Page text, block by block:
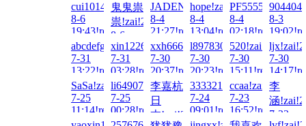
cui1014378065!zai!2026-
8-6
19:43!read!
鬼鬼祟
祟!zai!2026-
8-6
17:16!read!
JADENG22222!zai!2026-
8-4
21:27!read!
hope!zai!2026-
8-4
13:04!read!
8-4
02:18!read!
8-3
abcdefghijklmn!zai!2026-
7-31
13:22!read!
xin122698!zai!2026-
7-31
03:28!read!
xxh666!zai!2026-
7-30
20:37!read!
l897830689!zai!2026-
7-30
20:23!read!
520!zai!2026-
7-30
15:11!read!
7-30
SaSa!zai!2026-
7-25
11:14!read!
li649074346!zai!2026-
7-25
00:28!read!
李嘉杭
日
本!zai!2026-
333321!zai!2026-
7-24
09:01!read!
ccaa!zai!2026-
7-23
16:52!read!
李
涵
7-23